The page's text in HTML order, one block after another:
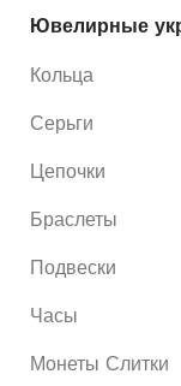
Ювелирные
Кольца
Серьги
Цепочки
Браслеты
Подвески
Часы
Монеты Слитки